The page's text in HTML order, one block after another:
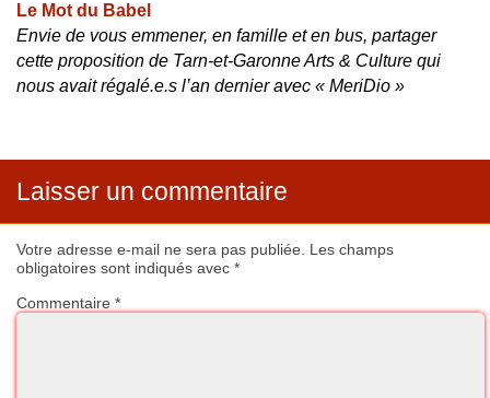
Le Mot du Babel
Envie de vous emmener, en famille et en bus, partager
cette proposition de Tarn-et-Garonne Arts & Culture qui
nous avait régalé.e.s l’an dernier avec « MeriDio »
Laisser un commentaire
Votre adresse e-mail ne sera pas publiée. Les champs
obligatoires sont indiqués avec *
Commentaire *